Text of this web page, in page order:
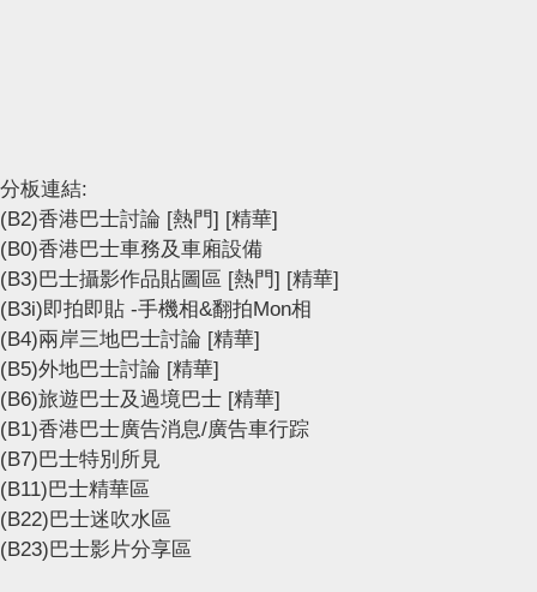
分板連結:
(B2)香港巴士討論 [熱門] [精華]
(B0)香港巴士車務及車廂設備
(B3)巴士攝影作品貼圖區 [熱門] [精華]
(B3i)即拍即貼 -手機相&翻拍Mon相
(B4)兩岸三地巴士討論 [精華]
(B5)外地巴士討論 [精華]
(B6)旅遊巴士及過境巴士 [精華]
(B1)香港巴士廣告消息/廣告車行踪
(B7)巴士特別所見
(B11)巴士精華區
(B22)巴士迷吹水區
(B23)巴士影片分享區